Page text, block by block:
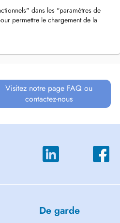
dans les "paramètres de
permettre le chargement de la
Visitez notre page FAQ ou
contactez-nous
De garde